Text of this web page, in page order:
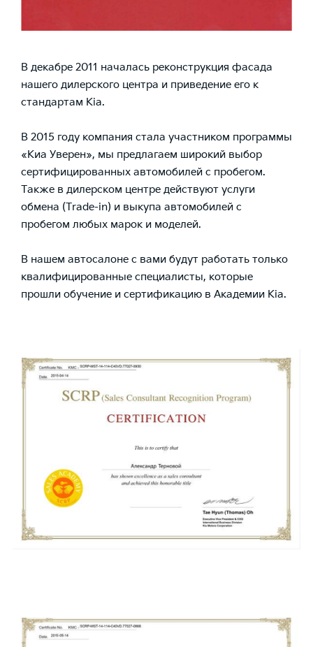
В декабре 2011 началась реконструкция фасада
нашего дилерского центра и приведение его к
стандартам Kia.
В 2015 году компания стала участником программы
«Киа Уверен», мы предлагаем широкий выбор
сертифицированных автомобилей с пробегом.
Также в дилерском центре действуют услуги
обмена (Trade-in) и выкупа автомобилей с
пробегом любых марок и моделей.
В нашем автосалоне с вами будут работать только
квалифицированные специалисты, которые
прошли обучение и сертификацию в Академии Kia.